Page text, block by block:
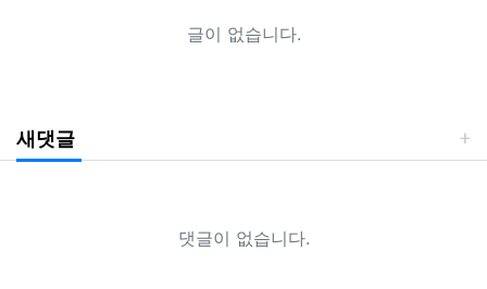
글이 없습니다.
새댓글
댓글이 없습니다.